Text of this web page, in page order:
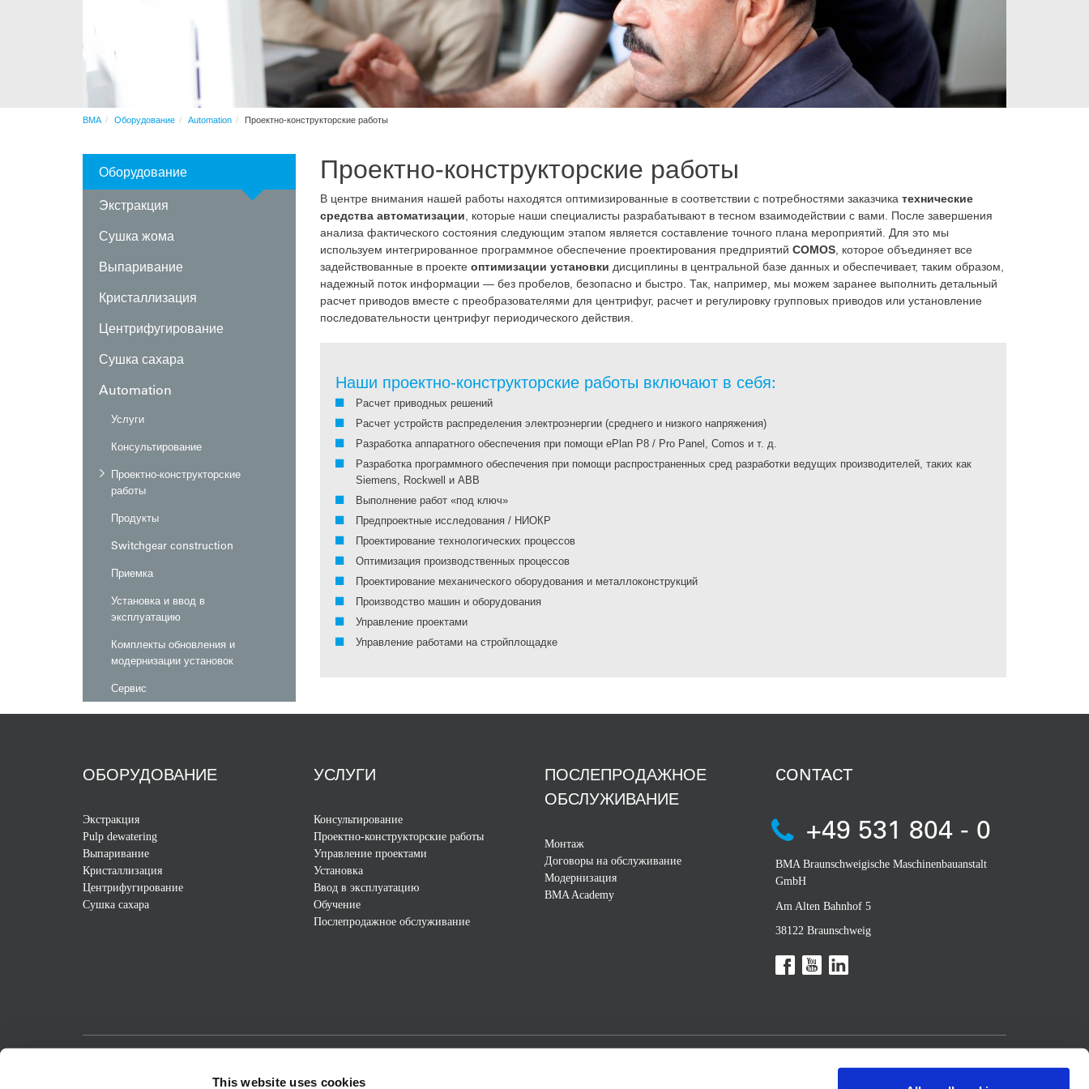
This website uses cookies
Послепродажное обслуживание
Изготовление на заказ
BMA Оборудование Automation Проектно-конструкторские работы
Оборудование
Экстракция
Сушка жома
Выпаривание
Кристаллизация
Центрифугирование
Сушка сахара
Automation
Услуги
Консультирование
Проектно-конструкторские
работы
Продукты
Switchgear construction
Приемка
Установка и ввод в
эксплуатацию
Комплекты обновления и
модернизации установок
Сервис
Проектно-конструкторские работы
В центре внимания нашей работы находятся оптимизированные в соответствии с потребностями заказчика технические
средства автоматизации , которые наши специалисты разрабатывают в тесном взаимодействии с вами. После завершения
анализа фактического состояния следующим этапом является составление точного плана мероприятий. Для это мы
используем интегрированное программное обеспечение проектирования предприятий COMOS, которое объединяет все
задействованные в проекте оптимизации установки дисциплины в центральной базе данных и обеспечивает, таким образом,
надежный поток информации — без пробелов, безопасно и быстро. Так, например, мы можем заранее выполнить детальный
расчет приводов вместе с преобразователями для центрифуг, расчет и регулировку групповых приводов или установление
последовательности центрифуг периодического действия.
Наши проектно-конструкторские работы включают в себя:
Расчет приводных решений
Расчет устройств распределения электроэнергии (среднего и низкого напряжения)
Разработка аппаратного обеспечения при помощи ePlan P8 / Pro Panel, Comos и т. д.
Разработка программного обеспечения при помощи распространенных сред разработки ведущих производителей, таких как
Siemens, Rockwell и ABB
Выполнение работ «под ключ»
Предпроектные исследования / НИОКР
Проектирование технологических процессов
Оптимизация производственных процессов
Проектирование механического оборудования и металлоконструкций
Производство машин и оборудования
Управление проектами
Управление работами на стройплощадке
ОБОРУДОВАНИЕ
Экстракция
Pulp dewatering
Выпаривание
Кристаллизация
Центрифугирование
Сушка сахара
УСЛУГИ
Консультирование
Проектно-конструкторские работы
Управление проектами
Установка
Ввод в эксплуатацию
Обучение
Послепродажное обслуживание
ПОСЛЕПРОДАЖНОЕ
ОБСЛУЖИВАНИЕ
Монтаж
Договоры на обслуживание
Модернизация
BMA Academy
CONTACT
+49 531 804 - 0
BMA Braunschweigische Maschinenbauanstalt
GmbH
Am Alten Bahnhof 5
38122 Braunschweig